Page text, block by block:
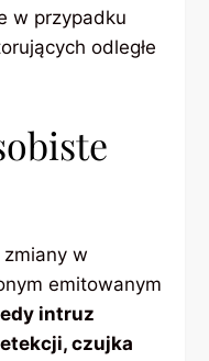
w przypadku
odległe
zmiany w
emitowanym
intruz
czujka